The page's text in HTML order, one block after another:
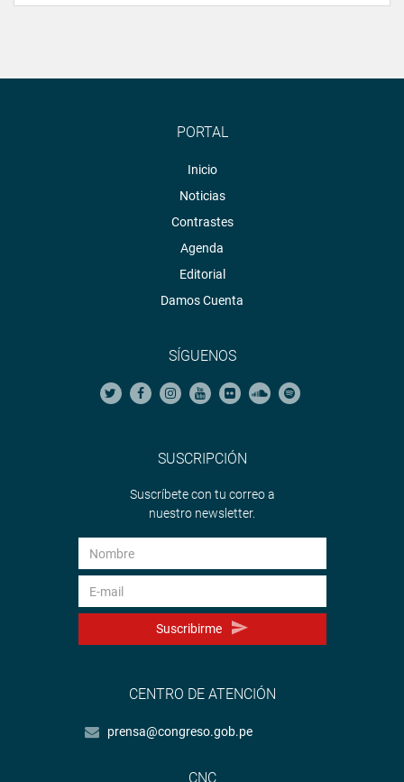
PORTAL
Inicio
Noticias
Contrastes
Agenda
Editorial
Damos Cuenta
SÍGUENOS
SUSCRIPCIÓN
Suscríbete con tu correo a
nuestro newsletter.
Suscribirme
CENTRO DE ATENCIÓN
prensa@congreso.gob.pe
CNC